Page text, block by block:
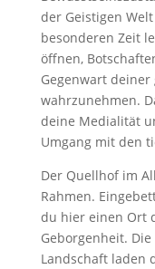
der Geistigen
besonderen Zeit
öffnen,
Gegenwart
wahrzunehmen.
deine Medialität
Umgang mit den
Der Quellhof im
Rahmen.
du hier einen Ort
Geborgenheit.
Landschaft laden